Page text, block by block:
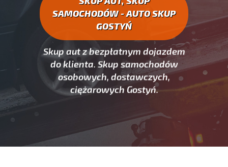
SAMOCHODÓW - AUTO SKUP
GOSTYŃ
Skup aut z bezpłatnym dojazdem
do klienta. Skup samochodów
osobowych, dostawczych,
ciężarowych Gostyń.